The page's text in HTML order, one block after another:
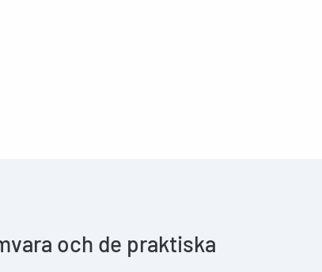
och de praktiska